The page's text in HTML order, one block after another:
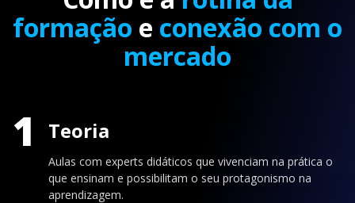
formação e conexão com o
mercado
1 Teoria
Aulas com experts didáticos que vivenciam na prática o
que ensinam e possibilitam o seu protagonismo na
aprendizagem.